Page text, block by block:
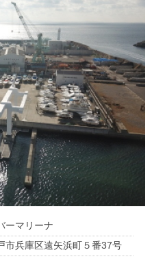
ーマリーナ
市兵庫区遠矢浜町５番37号